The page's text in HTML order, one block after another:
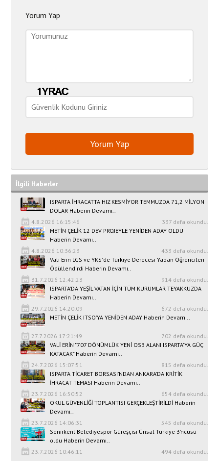
Yorum Yap
İlgili Haberler
ISPARTA İHRACATTA HIZ KESMİYOR TEMMUZDA 71,2 MİLYON
DOLAR Haberin Devamı..
4.8.2026 16:15:46
337 defa okundu.
METİN ÇELİK 12 DEV PROJEYLE YENİDEN ADAY OLDU
Haberin Devamı..
4.8.2026 10:36:23
433 defa okundu.
Vali Erin LGS ve YKS'de Türkiye Derecesi Yapan Öğrencileri
Ödüllendirdi Haberin Devamı..
31.7.2026 12:42:23
914 defa okundu.
ISPARTA’DA YEŞİL VATAN İÇİN TÜM KURUMLAR TEYAKKUZDA
Haberin Devamı..
29.7.2026 14:20:09
672 defa okundu.
METİN ÇELİK ITSO’YA YENİDEN ADAY Haberin Devamı..
27.7.2026 17:21:49
702 defa okundu.
VALİ ERİN "707 DÖNÜMLÜK YENİ OSB ALANI ISPARTA'YA GÜÇ
KATACAK" Haberin Devamı..
24.7.2026 15:07:51
815 defa okundu.
ISPARTA TİCARET BORSASI’NDAN ANKARA’DA KRİTİK
İHRACAT TEMASI Haberin Devamı..
23.7.2026 16:50:52
654 defa okundu.
OKUL GÜVENLİĞİ TOPLANTISI GERÇEKLEŞTİRİLDİ Haberin
Devamı..
23.7.2026 14:06:31
545 defa okundu.
Senirkent Belediyespor Güreşçisi Ünsal Türkiye 3’ncüsü
oldu Haberin Devamı..
23.7.2026 10:46:11
494 defa okundu.